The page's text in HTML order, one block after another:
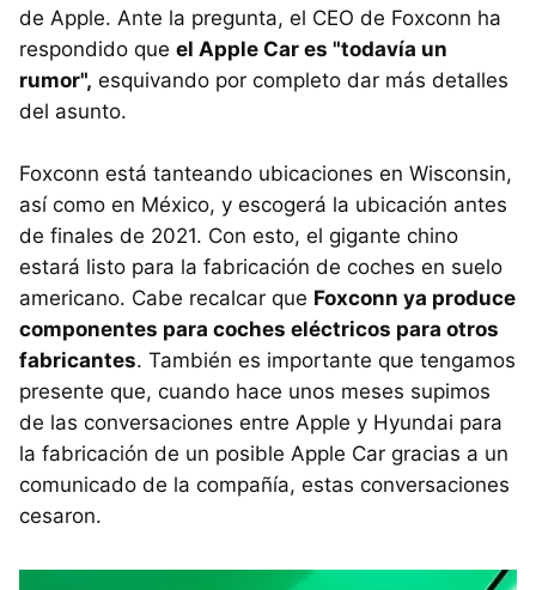
de Apple. Ante la pregunta, el CEO de Foxconn ha
respondido que el Apple Car es "todavía un
rumor", esquivando por completo dar más detalles
del asunto.
Foxconn está tanteando ubicaciones en Wisconsin,
así como en México, y escogerá la ubicación antes
de finales de 2021. Con esto, el gigante chino
estará listo para la fabricación de coches en suelo
americano. Cabe recalcar que Foxconn ya produce
componentes para coches eléctricos para otros
fabricantes. También es importante que tengamos
presente que, cuando hace unos meses supimos
de las conversaciones entre Apple y Hyundai para
la fabricación de un posible Apple Car gracias a un
comunicado de la compañía, estas conversaciones
cesaron.